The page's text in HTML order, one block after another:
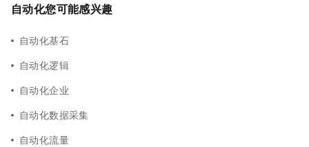
自动化您可能感兴趣
自动化基石
自动化逻辑
自动化企业
自动化数据采集
自动化流量